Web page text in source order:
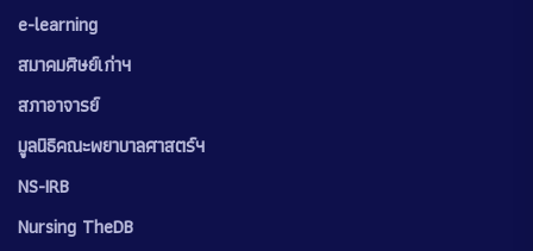
e-learning
สมาคมศิษย์เก่าฯ
สภาอาจารย์
มูลนิธิคณะพยาบาลศาสตร์ฯ
NS-IRB
Nursing TheDB